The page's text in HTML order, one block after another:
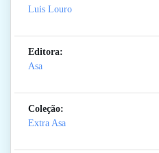
Luis Louro
Editora:
Asa
Coleção:
Extra Asa